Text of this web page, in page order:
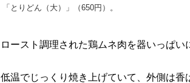
「とりどん（大）」（650円）。
ロースト調理された鶏ムネ肉を器いっぱい
低温でじっくり焼き上げていて、外側は